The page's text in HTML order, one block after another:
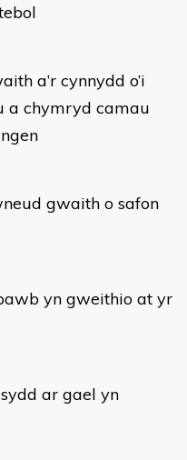
a’r cynnydd o’i
a chymryd camau
gwaith o safon
yn gweithio at yr
ar gael yn